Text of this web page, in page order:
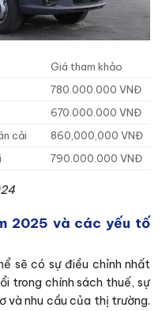
Giá tham khảo
780.000.000 VNĐ
670.000.000 VNĐ
cải
860,000,000 VNĐ
790.000.000 VNĐ
2025 và các yếu tố
sẽ có sự điều chỉnh nhất
trong chính sách thuế, sự
và nhu cầu của thị trường.